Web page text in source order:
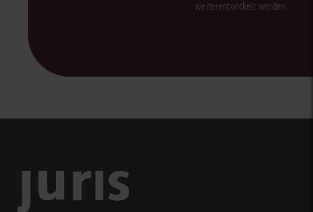
weiterentwickelt werden.